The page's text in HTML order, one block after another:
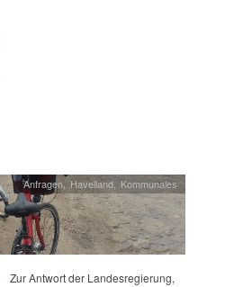
Anfragen, Havelland ,Kommunales
Zur Antwort der Landesregierung,